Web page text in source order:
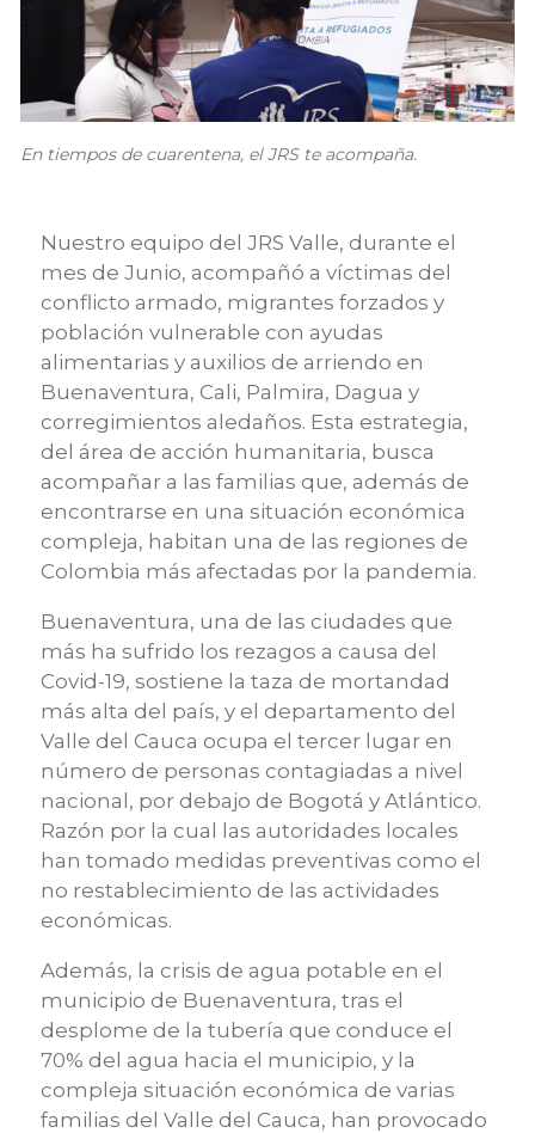
En tiempos de cuarentena, el JRS te acompaña.
Nuestro equipo del JRS Valle, durante el
mes de Junio, acompañó a víctimas del
conflicto armado, migrantes forzados y
población vulnerable con ayudas
alimentarias y auxilios de arriendo en
Buenaventura, Cali, Palmira, Dagua y
corregimientos aledaños. Esta estrategia,
del área de acción humanitaria, busca
acompañar a las familias que, además de
encontrarse en una situación económica
compleja, habitan una de las regiones de
Colombia más afectadas por la pandemia.
Buenaventura, una de las ciudades que
más ha sufrido los rezagos a causa del
Covid-19, sostiene la taza de mortandad
más alta del país, y el departamento del
Valle del Cauca ocupa el tercer lugar en
número de personas contagiadas a nivel
nacional, por debajo de Bogotá y Atlántico.
Razón por la cual las autoridades locales
han tomado medidas preventivas como el
no restablecimiento de las actividades
económicas.
Además, la crisis de agua potable en el
municipio de Buenaventura, tras el
desplome de la tubería que conduce el
70% del agua hacia el municipio, y la
compleja situación económica de varias
familias del Valle del Cauca, han provocado